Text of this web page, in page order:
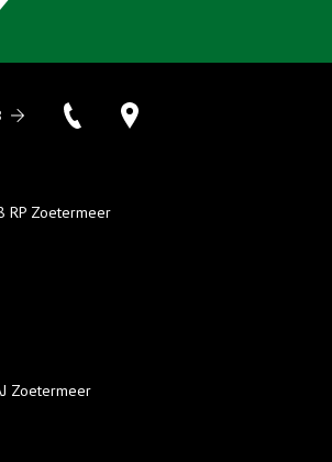
RP Zoetermeer
Zoetermeer